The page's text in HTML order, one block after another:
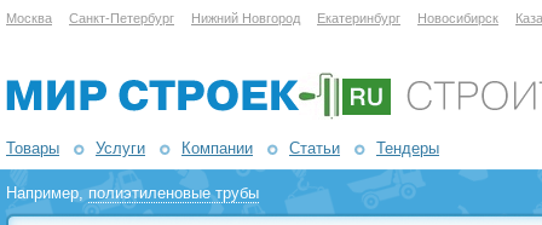
Москва Санкт-Петербург Нижний Новгород Екатеринбург Новосибирск
Товары Услуги Компании Статьи Тендеры
Например,полиэтиленовые трубы